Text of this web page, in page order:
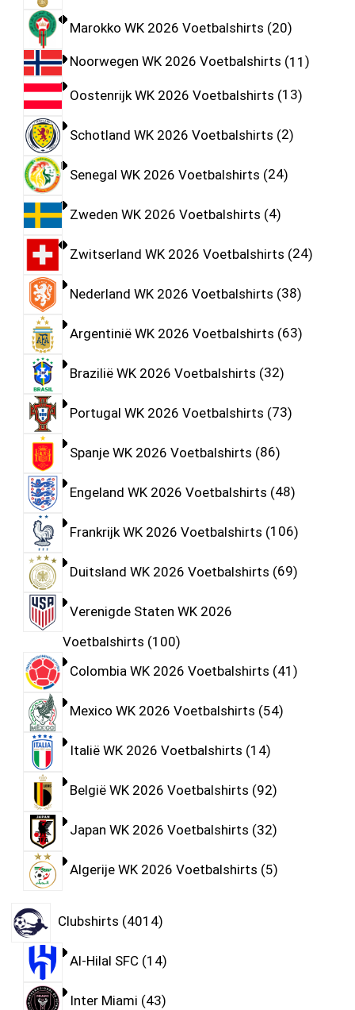
Marokko WK 2026 Voetbalshirts 20
Noorwegen WK 2026 Voetbalshirts 11
Oostenrijk WK 2026 Voetbalshirts 13
Schotland WK 2026 Voetbalshirts 2
Senegal WK 2026 Voetbalshirts 24
Zweden WK 2026 Voetbalshirts 4
Zwitserland WK 2026 Voetbalshirts 24
Nederland WK 2026 Voetbalshirts 38
Argentinië WK 2026 Voetbalshirts 63
Brazilië WK 2026 Voetbalshirts 32
Portugal WK 2026 Voetbalshirts 73
Spanje WK 2026 Voetbalshirts 86
Engeland WK 2026 Voetbalshirts 48
Frankrijk WK 2026 Voetbalshirts 106
Duitsland WK 2026 Voetbalshirts 69
Verenigde Staten WK 2026
Voetbalshirts 100
Colombia WK 2026 Voetbalshirts 41
Mexico WK 2026 Voetbalshirts 54
Italië WK 2026 Voetbalshirts 14
België WK 2026 Voetbalshirts 92
Japan WK 2026 Voetbalshirts 32
Algerije WK 2026 Voetbalshirts 5
Clubshirts 4014
Al-Hilal SFC 14
Inter Miami 43